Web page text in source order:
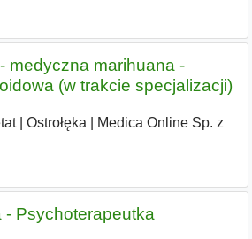
medyczna marihuana -
(w trakcie specjalizacji)
| Ostrołęka
Medica Online Sp. z
Psychoterapeutka